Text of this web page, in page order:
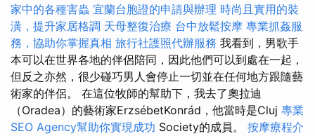
家中的各種害蟲 宜蘭台胞證的申請與辦理 時尚且實用的裝
潢，提升家居格調 天母整復治療 台中放鬆按摩 專業抓姦服
務，協助你掌握真相 旅行社護照代辦服務 我看到，男歌手
本可以在世界各地的伴侶陪同，因此他們可以到處在一起，
但反之亦然，很少碰巧男人會停止一切並在任何地方跟隨藝
術家的伴侶。 在這位牧師的幫助下，我去了奧拉迪
（Oradea）的藝術家ErzsébetKonrád，他當時是Cluj 專業
SEO Agency幫助你實現成功 Society的成員。 按摩療程介